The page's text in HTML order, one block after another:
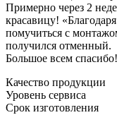
Примерно через 2
красавицу!
помучиться с
получился отменный.
Большое всем
Качество продукции
Уровень сервиса
Срок изготовления